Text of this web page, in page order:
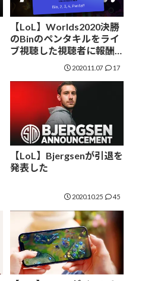
【LoL】Worlds2020決勝
のBinのペンタキルをライ
ブ視聴した視聴者に報酬
2020.11.07 17
【LoL】Bjergsenが引退を
発表した
2020.10.25 45